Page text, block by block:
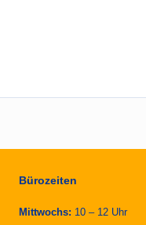
Bürozeiten
Mittwochs: 10 – 12 Uhr